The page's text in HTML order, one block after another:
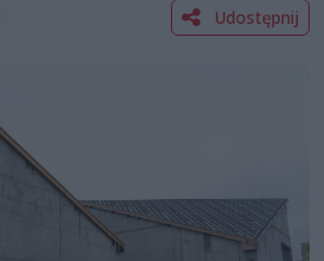
Udostępnij